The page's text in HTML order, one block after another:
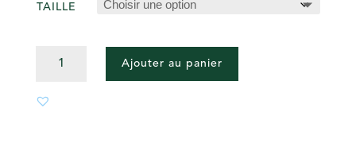
TAILLE
VELOURS
Ajouter au panier